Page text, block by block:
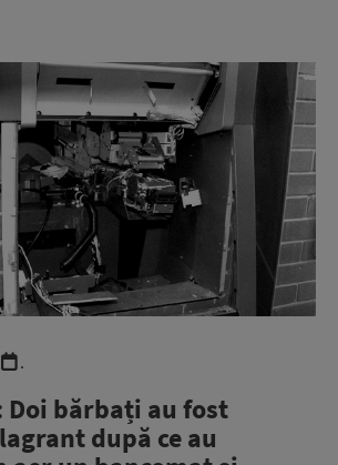
.
Doi bărbați au fost
după ce au